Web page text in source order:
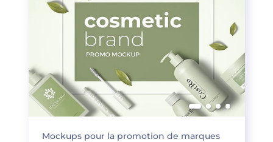
Mockups pour la promotion de marques